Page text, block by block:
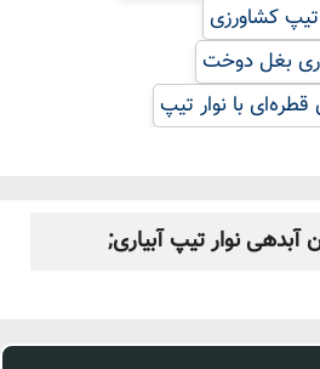
تیپ کشاورزی
بغل دوخت
با نوار تیپ